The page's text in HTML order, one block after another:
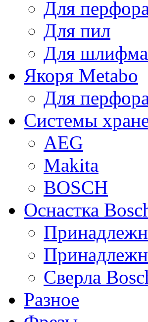
Для
Для пил
Для
Якоря Metabo
Для
Системы
AEG
Makita
BOSCH
Оснастка
Сверла
Разное